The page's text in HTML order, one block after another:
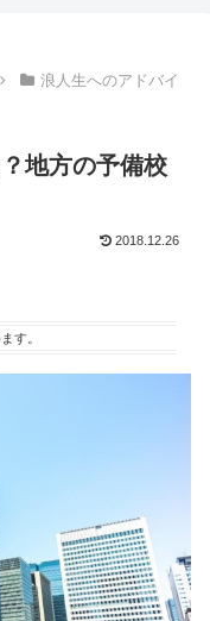
浪人生へのアドバイ
地方の予備校
2018.12.26
す。